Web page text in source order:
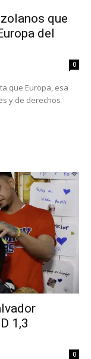
que
del
0
y de derechos
1,3
0